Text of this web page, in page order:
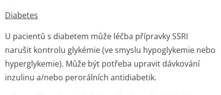
Diabetes
U pacientů s diabetem může léčba přípravky SSRI
narušit kontrolu glykémie (ve smyslu hypoglykemie nebo
hyperglykemie). Může být potřeba upravit dávkování
inzulinu a/nebo perorálních antidiabetik.